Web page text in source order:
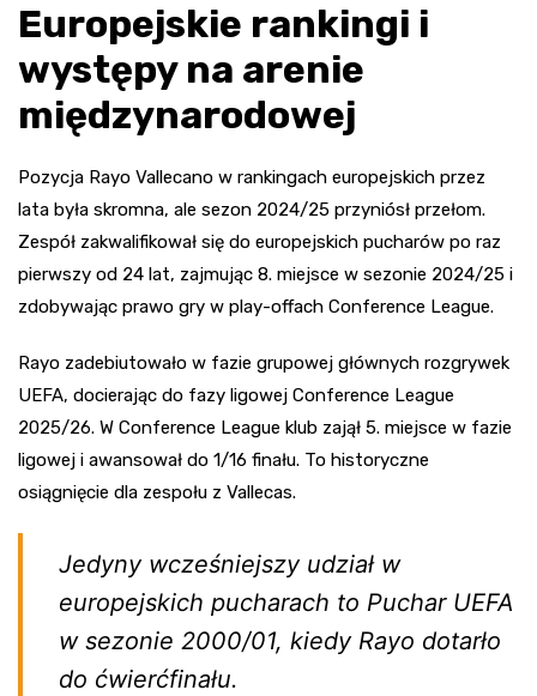
Europejskie rankingi i
występy na arenie
międzynarodowej
Pozycja Rayo Vallecano w rankingach europejskich przez
lata była skromna, ale sezon 2024/25 przyniósł przełom.
Zespół zakwalifikował się do europejskich pucharów po raz
pierwszy od 24 lat, zajmując 8. miejsce w sezonie 2024/25 i
zdobywając prawo gry w play-offach Conference League.
Rayo zadebiutowało w fazie grupowej głównych rozgrywek
UEFA, docierając do fazy ligowej Conference League
2025/26. W Conference League klub zajął 5. miejsce w fazie
ligowej i awansował do 1/16 finału. To historyczne
osiągnięcie dla zespołu z Vallecas.
Jedyny wcześniejszy udział w
europejskich pucharach to Puchar UEFA
w sezonie 2000/01, kiedy Rayo dotarło
do ćwierćfinału.